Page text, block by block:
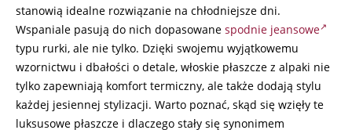
stanowią idealne rozwiązanie na chłodniejsze dni.
Wspaniale pasują do nich dopasowane spodnie jeansowe
typu rurki, ale nie tylko. Dzięki swojemu wyjątkowemu
wzornictwu i dbałości o detale, włoskie płaszcze z alpaki nie
tylko zapewniają komfort termiczny, ale także dodają stylu
każdej jesiennej stylizacji. Warto poznać, skąd się wzięły te
luksusowe płaszcze i dlaczego stały się synonimem